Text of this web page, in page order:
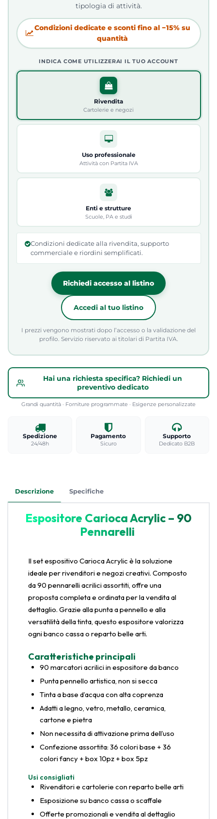
tipologia di attività.
Condizioni dedicate e sconti fino al −15% su
quantità
INDICA COME UTILIZZERAI IL TUO ACCOUNT
Rivendita
Cartolerie e negozi
Uso professionale
Attività con Partita IVA
Enti e strutture
Scuole, PA e studi
Condizioni dedicate alla rivendita, supporto
commerciale e riordini semplificati.
Richiedi accesso al listino
Accedi al tuo listino
I prezzi vengono mostrati dopo l’accesso o la validazione del
profilo. Servizio riservato ai titolari di Partita IVA.
Hai una richiesta specifica? Richiedi un
preventivo dedicato
Grandi quantità · Forniture programmate · Esigenze personalizzate
Spedizione
24/48h
Pagamento
Sicuro
Supporto
Dedicato B2B
Descrizione Specifiche
Espositore Carioca Acrylic – 90
Pennarelli
Il set espositivo Carioca Acrylic è la soluzione
ideale per rivenditori e negozi creativi. Composto
da 90 pennarelli acrilici assortiti, offre una
proposta completa e ordinata per la vendita al
dettaglio. Grazie alla punta a pennello e alla
versatilità della tinta, questo espositore valorizza
ogni banco cassa o reparto belle arti.
Caratteristiche principali
90 marcatori acrilici in espositore da banco
Punta pennello artistica, non si secca
Tinta a base d’acqua con alta coprenza
Adatti a legno, vetro, metallo, ceramica,
cartone e pietra
Non necessita di attivazione prima dell’uso
Confezione assortita: 36 colori base + 36
colori fancy + box 10pz + box 5pz
Usi consigliati
Rivenditori e cartolerie con reparto belle arti
Esposizione su banco cassa o scaffale
Offerte promozionali e vendita al dettaglio